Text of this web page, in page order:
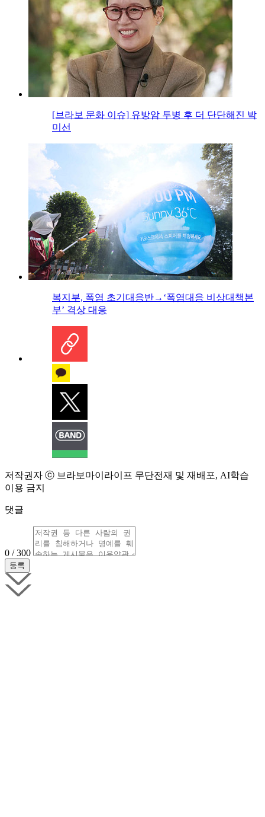
[브라보 문화 이슈] 유방암 투병 후 더 단단해진 박
미선
복지부, 폭염 초기대응반→‘폭염대응 비상대책본
부’ 격상 대응
저작권자 ⓒ 브라보마이라이프 무단전재 및 재배포, AI학습
이용 금지
댓글
0 / 300